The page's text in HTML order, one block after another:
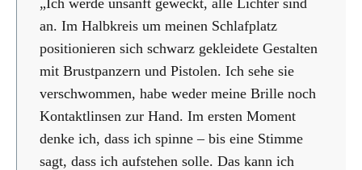
an. Im Halbkreis um meinen Schlafplatz
positionieren sich schwarz gekleidete Gestalten
mit Brustpanzern und Pistolen. Ich sehe sie
verschwommen, habe weder meine Brille noch
Kontaktlinsen zur Hand. Im ersten Moment
denke ich, dass ich spinne – bis eine Stimme
sagt, dass ich aufstehen solle. Das kann ich